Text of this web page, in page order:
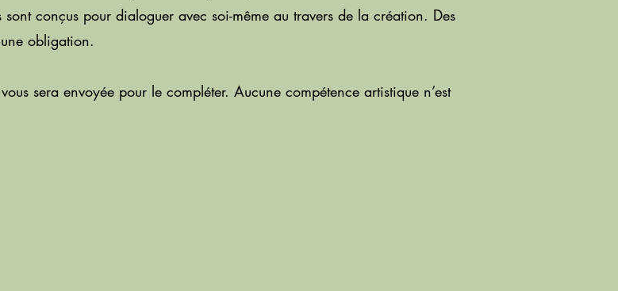
conçus pour dialoguer avec soi-même au travers de la création. Des
obligation.
sera envoyée pour le compléter. Aucune compétence artistique n’est